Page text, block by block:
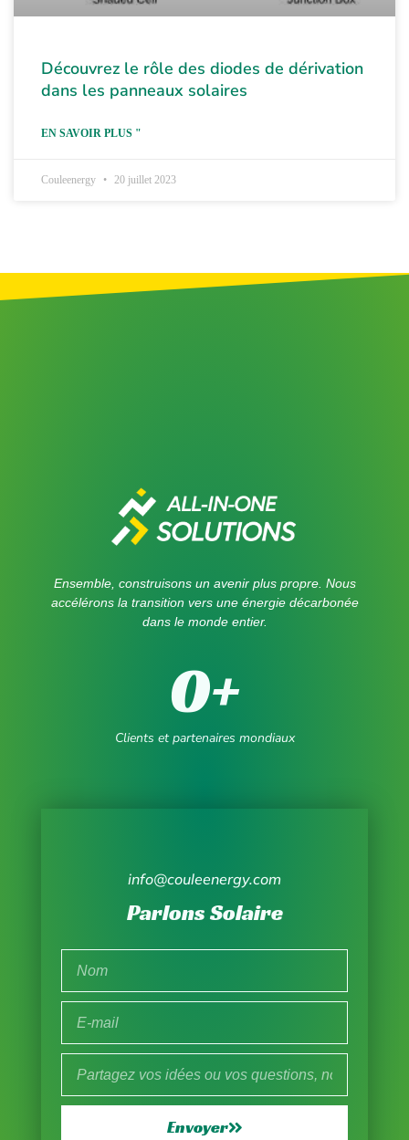
Découvrez le rôle des diodes de dérivation
dans les panneaux solaires
EN SAVOIR PLUS "
Couleenergy 20 juillet 2023
Ensemble, construisons un avenir plus propre. Nous
accélérons la transition vers une énergie décarbonée
dans le monde entier.
Clients et partenaires mondiaux
0+
info@couleenergy.com
Parlons Solaire
Envoyer